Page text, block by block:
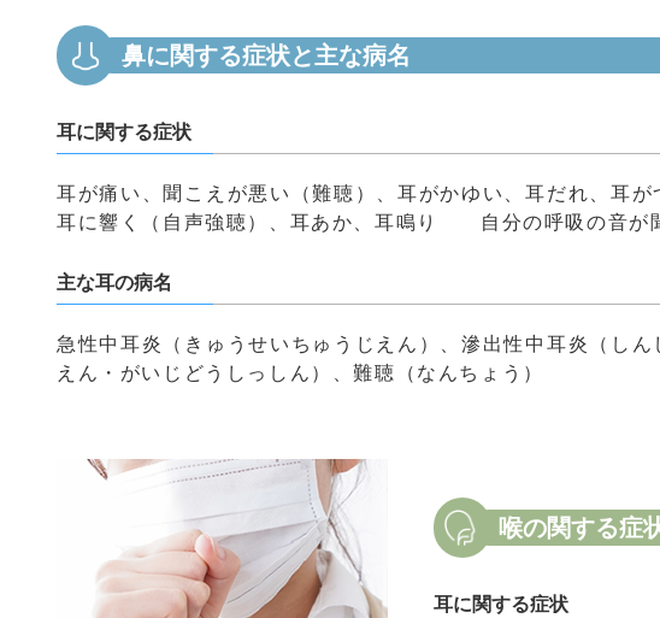
鼻に関する症状と主な病名
耳に関する症状
耳が痛い、聞こえが悪い（難聴）、耳がかゆい、耳だれ、耳
耳に響く（自声強聴）、耳あか、耳鳴り 自分の呼吸の音が
主な耳の病名
急性中耳炎（きゅうせいちゅうじえん）、滲出性中耳炎（し
えん・がいじどうしっしん）、難聴（なんちょう）
喉の関する症
耳に関する症状